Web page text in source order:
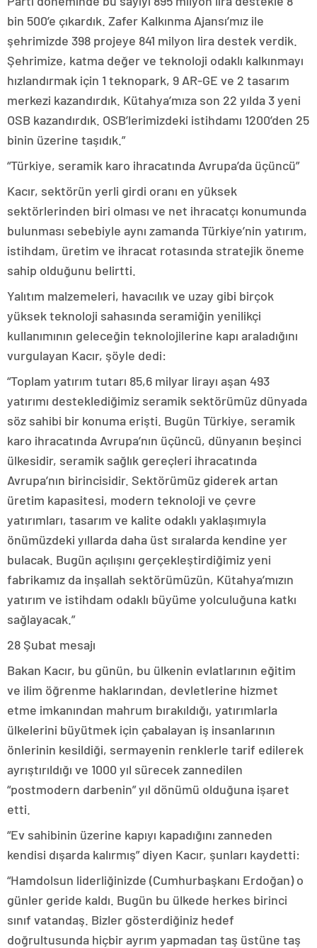
bin 500’e çıkardık. Zafer Kalkınma Ajansı’mız ile
şehrimizde 398 projeye 841 milyon lira destek verdik.
Şehrimize, katma değer ve teknoloji odaklı kalkınmayı
hızlandırmak için 1 teknopark, 9 AR-GE ve 2 tasarım
merkezi kazandırdık. Kütahya’mıza son 22 yılda 3 yeni
OSB kazandırdık. OSB’lerimizdeki istihdamı 1200’den 25
binin üzerine taşıdık.”
“Türkiye, seramik karo ihracatında Avrupa’da üçüncü”
Kacır, sektörün yerli girdi oranı en yüksek
sektörlerinden biri olması ve net ihracatçı konumunda
bulunması sebebiyle aynı zamanda Türkiye’nin yatırım,
istihdam, üretim ve ihracat rotasında stratejik öneme
sahip olduğunu belirtti.
Yalıtım malzemeleri, havacılık ve uzay gibi birçok
yüksek teknoloji sahasında seramiğin yenilikçi
kullanımının geleceğin teknolojilerine kapı araladığını
vurgulayan Kacır, şöyle dedi:
“Toplam yatırım tutarı 85,6 milyar lirayı aşan 493
yatırımı desteklediğimiz seramik sektörümüz dünyada
söz sahibi bir konuma erişti. Bugün Türkiye, seramik
karo ihracatında Avrupa’nın üçüncü, dünyanın beşinci
ülkesidir, seramik sağlık gereçleri ihracatında
Avrupa’nın birincisidir. Sektörümüz giderek artan
üretim kapasitesi, modern teknoloji ve çevre
yatırımları, tasarım ve kalite odaklı yaklaşımıyla
önümüzdeki yıllarda daha üst sıralarda kendine yer
bulacak. Bugün açılışını gerçekleştirdiğimiz yeni
fabrikamız da inşallah sektörümüzün, Kütahya’mızın
yatırım ve istihdam odaklı büyüme yolculuğuna katkı
sağlayacak.”
28 Şubat mesajı
Bakan Kacır, bu günün, bu ülkenin evlatlarının eğitim
ve ilim öğrenme haklarından, devletlerine hizmet
etme imkanından mahrum bırakıldığı, yatırımlarla
ülkelerini büyütmek için çabalayan iş insanlarının
önlerinin kesildiği, sermayenin renklerle tarif edilerek
ayrıştırıldığı ve 1000 yıl sürecek zannedilen
“postmodern darbenin” yıl dönümü olduğuna işaret
etti.
“Ev sahibinin üzerine kapıyı kapadığını zanneden
kendisi dışarda kalırmış” diyen Kacır, şunları kaydetti:
“Hamdolsun liderliğinizde (Cumhurbaşkanı Erdoğan) o
günler geride kaldı. Bugün bu ülkede herkes birinci
sınıf vatandaş. Bizler gösterdiğiniz hedef
doğrultusunda hiçbir ayrım yapmadan taş üstüne taş